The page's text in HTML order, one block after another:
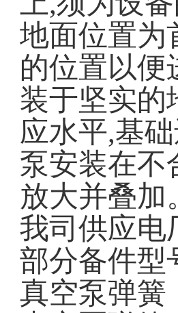
地面位置为
的位置以便
装于坚实的
应水平,基
泵安装在不
放大并叠加
我司供应电
部分备件型
真空泵弹簧